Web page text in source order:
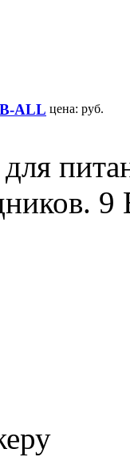
ALL цена: руб.